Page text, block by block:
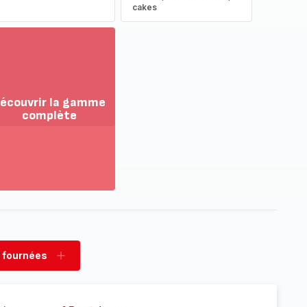
cakes
la gamme
complète
fournées
Ajouter